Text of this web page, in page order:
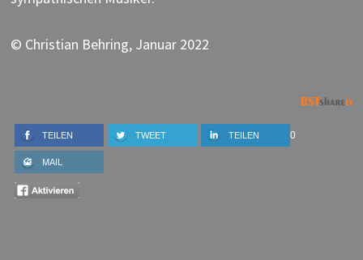
© Christian Behring, Januar 2022
TEILEN TWEET 0
TEILEN
MAIL